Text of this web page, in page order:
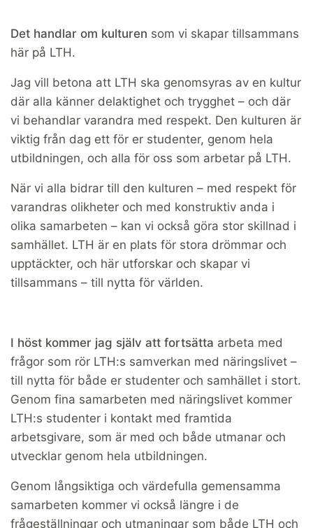
Det handlar om kulturen som vi skapar tillsammans
här på LTH.
Jag vill betona att LTH ska genomsyras av en kultur
där alla känner delaktighet och trygghet – och där
vi behandlar varandra med respekt. Den kulturen är
viktig från dag ett för er studenter, genom hela
utbildningen, och alla för oss som arbetar på LTH.
När vi alla bidrar till den kulturen – med respekt för
varandras olikheter och med konstruktiv anda i
olika samarbeten – kan vi också göra stor skillnad i
samhället. LTH är en plats för stora drömmar och
upptäckter, och här utforskar och skapar vi
tillsammans – till nytta för världen.
I höst kommer jag själv att fortsätta arbeta med
frågor som rör LTH:s samverkan med näringslivet –
till nytta för både er studenter och samhället i stort.
Genom fina samarbeten med näringslivet kommer
LTH:s studenter i kontakt med framtida
arbetsgivare, som är med och både utmanar och
utvecklar genom hela utbildningen.
Genom långsiktiga och värdefulla gemensamma
samarbeten kommer vi också längre i de
frågeställningar och utmaningar som både LTH och